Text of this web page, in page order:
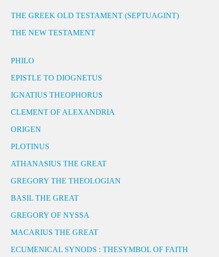
THE GREEK OLD TESTAMENT (SEPTUAGINT)
THE NEW TESTAMENT
PHILO
EPISTLE TO DIOGNETUS
IGNATIUS THEOPHORUS
CLEMENT OF ALEXANDRIA
ORIGEN
PLOTINUS
ATHANASIUS THE GREAT
GREGORY THE THEOLOGIAN
BASIL THE GREAT
GREGORY OF NYSSA
MACARIUS THE GREAT
ECUMENICAL SYNODS : THESYMBOL OF FAITH